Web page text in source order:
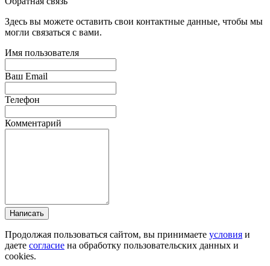
Здесь вы можете оставить свои контактные данные, чтобы мы
могли связаться с вами.
Имя пользователя
Ваш Email
Телефон
Комментарий
Написать
Продолжая пользоваться сайтом, вы принимаете условия и
даете согласие на обработку пользовательских данных и
cookies.